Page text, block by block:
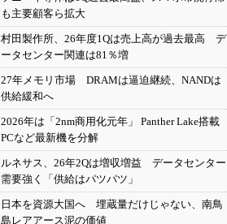
も主要顧客ら拡大
村田製作所、26年度1Qは売上高が過去最高 デ
ータセンター関連は81％増
27年メモリ市場 DRAMは逼迫継続、NANDは
供給緩和へ
2026年は「2nm商用化元年」 Panther Lake搭載
PCなど最新機を分解
ルネサス、26年2Qは増収増益 データセンター
需要強く「供給はパツパツ」
日本を資源大国へ 埋蔵量だけじゃない、南鳥
島レアアース泥の価値